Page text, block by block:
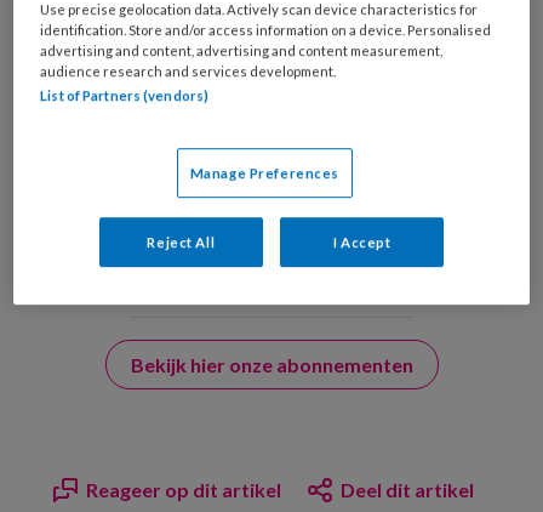
Springer Media B.V.
?
Uw bovenstaande gegevens kunnen worden toegevoegd aan
Bekijk hier onze abonnementen
Reageer op dit artikel Deel dit artikel
Use precise geolocation data. Actively scan device characteristics for
identification. Store and/or access information on a device. Personalised
advertising and content, advertising and content measurement,
audience research and services development.
List of Partners (vendors)
Manage Preferences
Reject All I Accept